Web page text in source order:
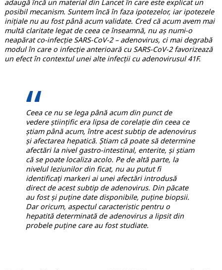
adaugă încă un material din Lancet în care este explicat un
posibil mecanism. Suntem încă în faza ipotezelor, iar ipotezele
inițiale nu au fost până acum validate. Cred că acum avem mai
multă claritate legat de ceea ce înseamnă, nu aș numi-o
neapărat co-infecție SARS-CoV-2 – adenovirus, ci mai degrabă
modul în care o infecție anterioară cu SARS-CoV-2 favorizează
un efect în contextul unei alte infecții cu adenovirusul 41F.
Ceea ce nu se lega până acum din punct de
vedere științific era lipsa de corelație din ceea ce
știam până acum, între acest subtip de adenovirus
și afectarea hepatică. Știam că poate să determine
afectări la nivel gastro-intestinal, enterite, și știam
că se poate localiza acolo. Pe de altă parte, la
nivelul leziunilor din ficat, nu au putut fi
identificați markeri ai unei afectări introdusă
direct de acest subtip de adenovirus. Din păcate
au fost și puține date disponibile, puține biopsii.
Dar oricum, aspectul caracteristic pentru o
hepatită determinată de adenovirus a lipsit din
probele puține care au fost studiate.